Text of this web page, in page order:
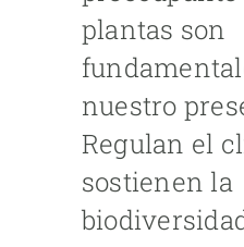
plantas son
nuestro
Regulan el
sostienen la